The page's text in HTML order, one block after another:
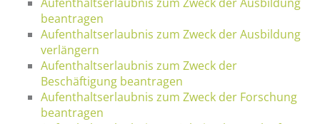
beantragen
Aufenthaltserlaubnis zum Zweck der Ausbildung
verlängern
Aufenthaltserlaubnis zum Zweck der
Beschäftigung beantragen
Aufenthaltserlaubnis zum Zweck der Forschung
beantragen